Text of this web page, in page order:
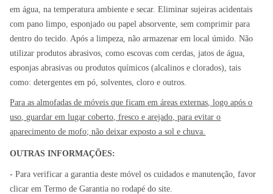
em água, na temperatura ambiente e secar. Eliminar sujeiras acidentais
com pano limpo, esponjado ou papel absorvente, sem comprimir para
dentro do tecido. Após a limpeza, não armazenar em local úmido. Não
utilizar produtos abrasivos, como escovas com cerdas, jatos de água,
esponjas abrasivas ou produtos químicos (alcalinos e clorados), tais
como: detergentes em pó, solventes, cloro e outros.
Para as almofadas de móveis que ficam em áreas externas, logo após o
uso, guardar em lugar coberto, fresco e arejado, para evitar o
aparecimento de mofo; não deixar exposto a sol e chuva.
OUTRAS INFORMAÇÕES:
- Para verificar a garantia deste móvel os cuidados e manutenção, favor
clicar em Termo de Garantia no rodapé do site.